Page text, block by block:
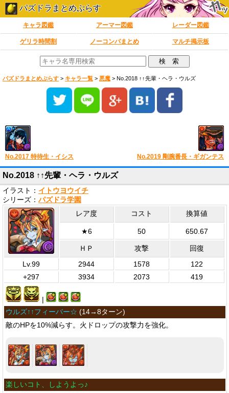
パズドラまとめぷらす
キャラ図鑑 アーマー図鑑 レーダー図鑑
ゲリラ時間割 ノーコンパまとめ マルチ掲示板
パズドラまとめぷらす > キャラ一覧 > 悪魔 > No.2018 ↑↑先輩・ヘラ・ウルズ
No.2017 特待生・イシス No.2019 剛腕番長・ギガンテス
No.2018 ↑↑先輩・ヘラ・ウルズ
イラスト： イトウヨウイチ
シリーズ： パズドラ学園
レア度 コスト 換算値
★6 50 650.67
ＨＰ 攻撃
回復
Lv.99
2944 1578
122
+297
3934 2073 419
|
ウルズ↑↑フィーバー☆ (14→8ターン)
敵のHPを10%減らす。火ドロップの攻撃力を強化。
楽しいコト、しようよっ♪